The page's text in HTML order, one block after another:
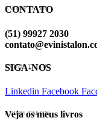
EVINIS TALON
CONTATO
(51) 99927 2030
EVINIS TALON
SIGA-NOS
Linkedin Facebook
EVINIS TALON
Veja os meus livros